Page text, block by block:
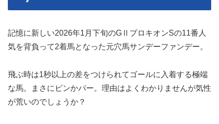
記憶に新しい2026年1月下旬のGⅡプロキオンSの11番人
気を背負って2着馬となった元穴馬サンデーファンデー。
飛ぶ時は1秒以上の差をつけられてゴールに入着する極端
な馬。まさにピンかパー。理由はよくわかりませんが気性
が荒いのでしょうか？